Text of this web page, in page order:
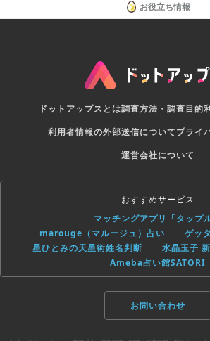
お役立ち情報
ドットアップスとは調査方法・調査目的
利用者情報の外部送信についてプライ
運営会社について
おすすめサービス
マッチングアプリ「タップ
marouge（マルージュ）占い
ゲッ
星ひとみの天星術姓名判断
水晶玉子
Ameba占い館SATORI
お問い合わせ